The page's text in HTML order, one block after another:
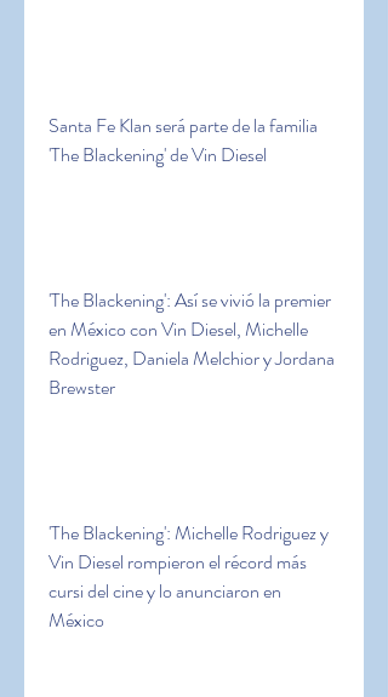
Santa Fe Klan será parte de la familia
'The Blackening' de Vin Diesel
'The Blackening': Así se vivió la premier
en México con Vin Diesel, Michelle
Rodriguez, Daniela Melchior y Jordana
Brewster
'The Blackening': Michelle Rodriguez y
Vin Diesel rompieron el récord más
cursi del cine y lo anunciaron en
México